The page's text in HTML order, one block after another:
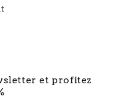
et profitez